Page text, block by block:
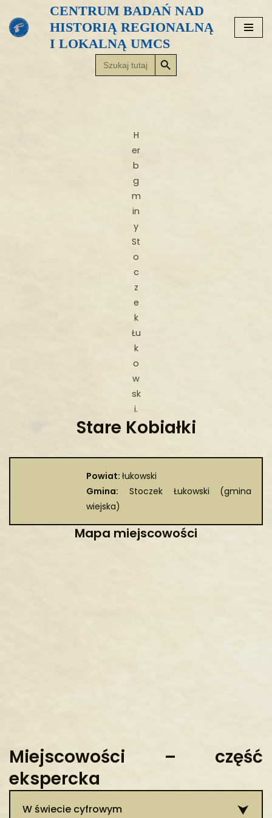
Przejdź
CENTRUM BADAŃ NAD
HISTORIĄ REGIONALNĄ
I LOKALNĄ UMCS
Search
for:
Search Button
H
er
b
g
m
in
y
St
o
c
z
e
k
Łu
k
o
w
sk
i.
Stare Kobiałki
Powiat:łukowski
Gmina: Stoczek Łukowski (gmina
wiejska)
Mapa miejscowości
Miejscowości – część
ekspercka
W świecie cyfrowym